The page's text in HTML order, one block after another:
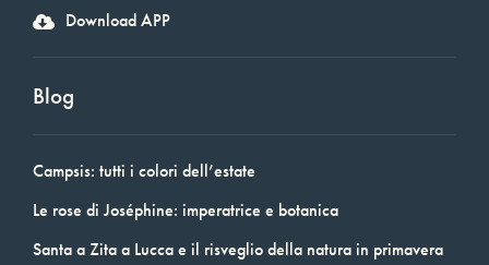
Download APP
Blog
Campsis: tutti i colori dell’estate
Le rose di Joséphine: imperatrice e botanica
Santa a Zita a Lucca e il risveglio della natura in primavera